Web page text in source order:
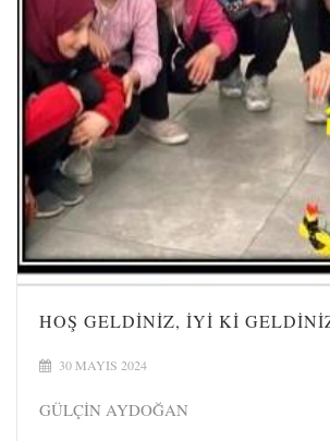
HOŞ GELDİNİZ, İYİ Kİ
30 MAYIS 2024
GÜLÇİN AYDOĞAN